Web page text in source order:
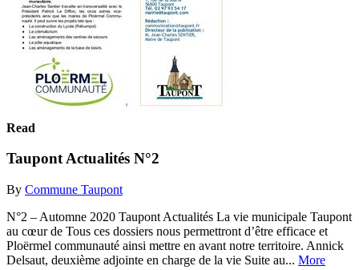
Read
Taupont Actualités N°2
By Commune Taupont
N°2 – Automne 2020 Taupont Actualités La vie municipale Taupont
au cœur de Tous ces dossiers nous permettront d’être efficace et
Ploërmel communauté ainsi mettre en avant notre territoire. Annick
Delsaut, deuxième adjointe en charge de la vie Suite au... More